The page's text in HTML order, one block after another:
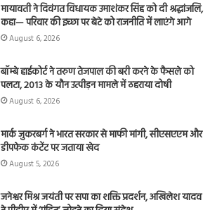
मायावती ने दिवंगत विधायक उमाशंकर सिंह को दी श्रद्धांजलि,
कहा— परिवार की इच्छा पर बेटे को राजनीति में लाएंगे आगे
August 6, 2026
बॉम्बे हाईकोर्ट ने तरुण तेजपाल की बरी करने के फैसले को
पलटा, 2013 के यौन उत्पीड़न मामले में ठहराया दोषी
August 6, 2026
मार्क जुकरबर्ग ने भारत सरकार से माफी मांगी, सीएसएएम और
डीपफेक कंटेंट पर जताया खेद
August 5, 2026
जनेश्वर मिश्र जयंती पर सपा का शक्ति प्रदर्शन, अखिलेश यादव